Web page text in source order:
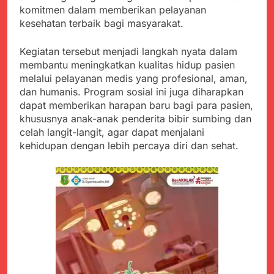
Kabupaten Sukabumi
Angkat Bicara
Satgas Yonif 310/KK
Lakukan Pengecatan
Dan Pembenahan
Juli 21, 2024
Angkat Bicara Terkait
Dugaan pembelian obat
yang akan Kadaluarsa
oleh Puskesmas
Juli 21, 2024
Diduga Pembelian Obat
oleh Puskesmas di
Kab. Sukabumi yang
akan Kadaluarsa.
Juli 20, 2024
Tunjukan
Perhatiannya, Satgas
Yonif 310/KK Berikan
Bantuan Duka Cita
Juli 20, 2024
Perkembangan
Terbaru Kasus Dago
Elos
Juli 20, 2024
Kejaksaan Negeri Kab
Sukabumi didesak usut
Tuntas Dugaan
penyelewengan
Pengadaan Buku Simi
Juli 19, 2024
Diduga Kuat
Inspektorat Kab,
Sukabumi
Juli 19, 2024
komitmen dalam memberikan pelayanan
kesehatan terbaik bagi masyarakat.
Kegiatan tersebut menjadi langkah nyata dalam
membantu meningkatkan kualitas hidup pasien
melalui pelayanan medis yang profesional, aman,
dan humanis. Program sosial ini juga diharapkan
dapat memberikan harapan baru bagi para pasien,
khususnya anak-anak penderita bibir sumbing dan
celah langit-langit, agar dapat menjalani
kehidupan dengan lebih percaya diri dan sehat.